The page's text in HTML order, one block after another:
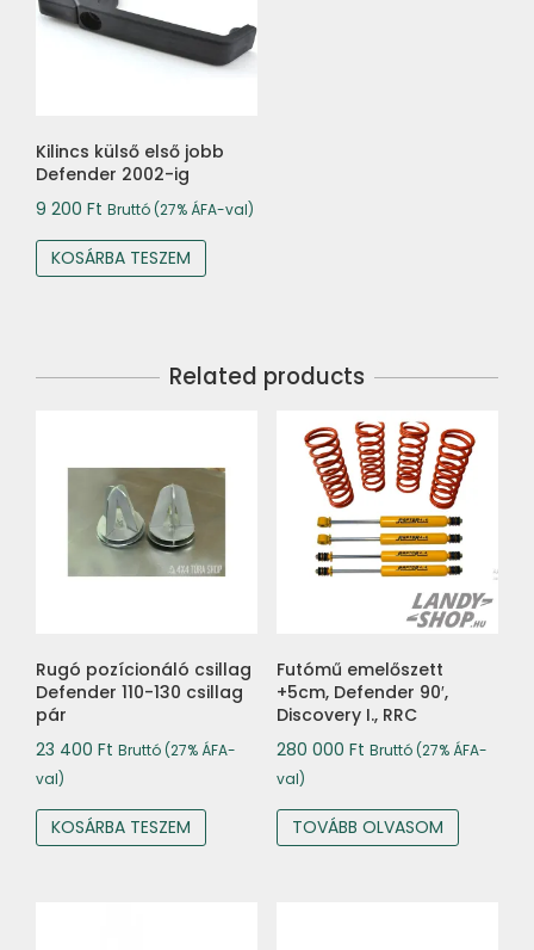
Kilincs külső első jobb
Defender 2002-ig
9 200 Ft Bruttó (27% ÁFA-val)
KOSÁRBA TESZEM
Related products
Rugó pozícionáló csillag
Defender 110-130 csillag
pár
23 400 Ft Bruttó (27% ÁFA-
val)
KOSÁRBA TESZEM
Futómű emelőszett
+5cm, Defender 90′,
Discovery I., RRC
280 000 Ft Bruttó (27% ÁFA-
val)
TOVÁBB OLVASOM